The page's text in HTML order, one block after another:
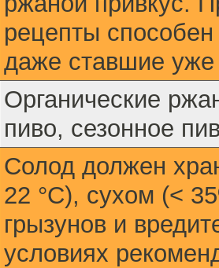
рецепты способен
даже ставшие
Органические
пиво, сезонное
Солод должен
22 °C), сухом (<
грызунов и
условиях